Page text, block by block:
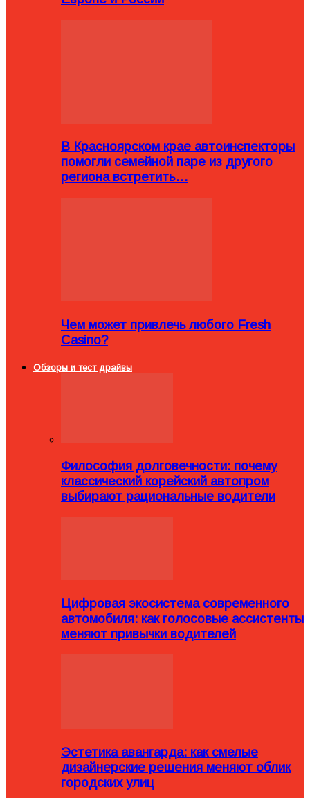
В Красноярском крае автоинспекторы
помогли семейной паре из другого
региона встретить…
Чем может привлечь любого Fresh
Casino?
Обзоры и тест драйвы
Философия долговечности: почему
классический корейский автопром
выбирают рациональные водители
Цифровая экосистема современного
автомобиля: как голосовые ассистенты
меняют привычки водителей
Эстетика авангарда: как смелые
дизайнерские решения меняют облик
городских улиц